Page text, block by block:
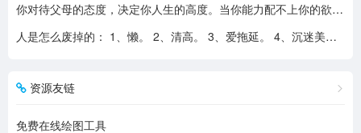
你对待父母的态度，决定你人生的高度。当你能力配不上你的欲望的时候，要学会控制欲望，并对自己的能力有认知、对自己的消费有规划、对自己的欲望有克制。
人是怎么废掉的： 1、懒。 2、清高。 3、爱拖延。 4、沉迷美色。 5、没有自控力。 6、不思考不学习。 7、安慰式自我欺骗。 8、胆小如鼠不敢打拼。 9、不懂示弱找别人帮助。 10、满脑子都是鸡毛蒜皮，忽略重大事情的选择。
资源友链
免费在线绘图工具